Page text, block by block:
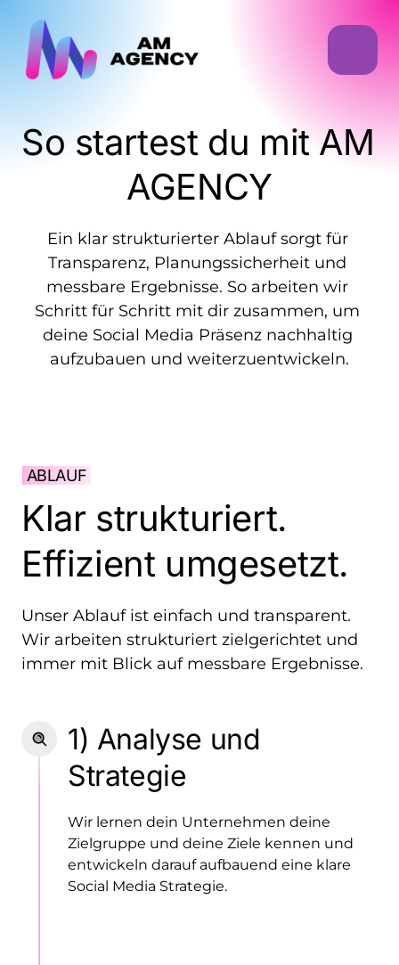
So startest du mit AM
AGENCY
Ein klar strukturierter Ablauf sorgt für
Transparenz, Planungssicherheit und
messbare Ergebnisse. So arbeiten wir
Schritt für Schritt mit dir zusammen, um
deine Social Media Präsenz nachhaltig
aufzubauen und weiterzuentwickeln.
ABLAUF
Klar
Effizient umgesetzt.
Unser Ablauf ist einfach und
Wir arbeiten strukturiert zielgerichtet
immer mit Blick auf messbare Ergebnisse.
1) Analyse und
Strategie
Wir lernen dein Unternehmen deine
Zielgruppe und deine Ziele kennen und
entwickeln darauf aufbauend eine klare